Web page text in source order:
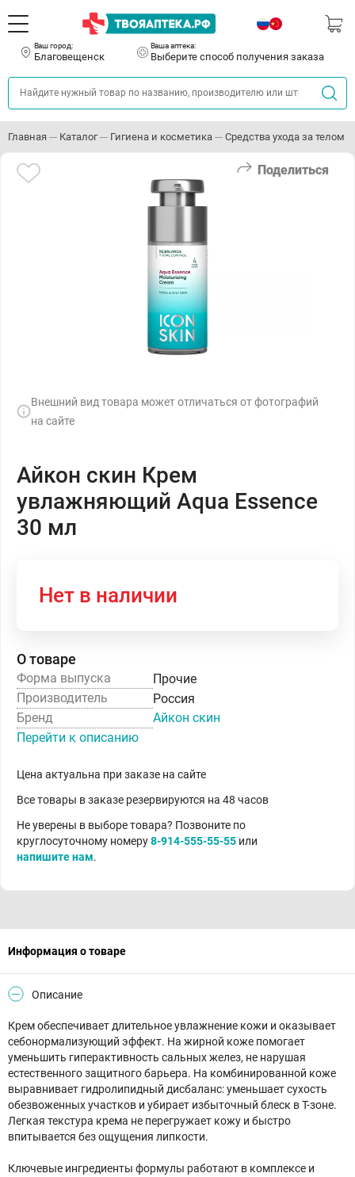
Ваш город:
Благовещенск
Ваша аптека:
Выберите способ получения заказа
Главная Каталог Гигиена и косметика Средства ухода за телом
Поделиться
Внешний вид товара может отличаться от фотографий
на сайте
Айкон скин Крем
увлажняющий Aqua Essence
30 мл
Нет в наличии
О товаре
Форма выпуска
Прочие
Производитель
Россия
Бренд
Айкон скин
Перейти к описанию
Цена актуальна при заказе на сайте
Все товары в заказе резервируются на 48 часов
Не уверены в выборе товара? Позвоните по
круглосуточному номеру8-914-555-55-55 или
напишите нам.
Информация о товаре
Описание
Крем обеспечивает длительное увлажнение кожи и оказывает
себонормализующий эффект. На жирной коже помогает
уменьшить гиперактивность сальных желез, не нарушая
естественного защитного барьера. На комбинированной коже
выравнивает гидролипидный дисбаланс: уменьшает сухость
обезвоженных участков и убирает избыточный блеск в Т-зоне.
Легкая текстура крема не перегружает кожу и быстро
впитывается без ощущения липкости.
Ключевые ингредиенты формулы работают в комплексе и